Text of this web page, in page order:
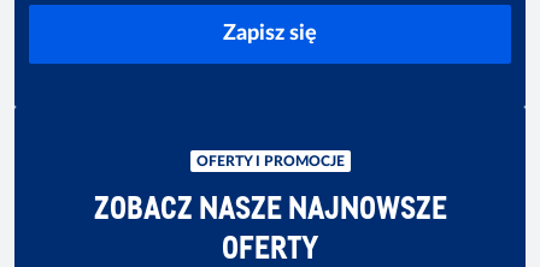
Zapisz się
OFERTY I PROMOCJE
ZOBACZ NASZE NAJNOWSZE
OFERTY